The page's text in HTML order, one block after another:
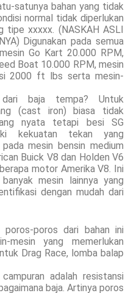
satunya bahan yang tidak
normal tidak diperlukan
tipe xxxxx. (NASKAH ASLI
Digunakan pada semua
Go Kart 20.000 RPM,
Boat 10.000 RPM, mesin
2000 ft lbs serta mesin-
baja tempa? Untuk
(cast iron) biasa tidak
nyata tetapi besi SG
kekuatan tekan yang
mesin bensin medium
Buick V8 dan Holden V6
motor Amerika V8. Ini
mesin lainnya yang
dengan mudah dari
poros-poros dari bahan ini
mesin yang memerlukan
Drag Race, lomba balap
adalah resistansi
baja. Artinya poros